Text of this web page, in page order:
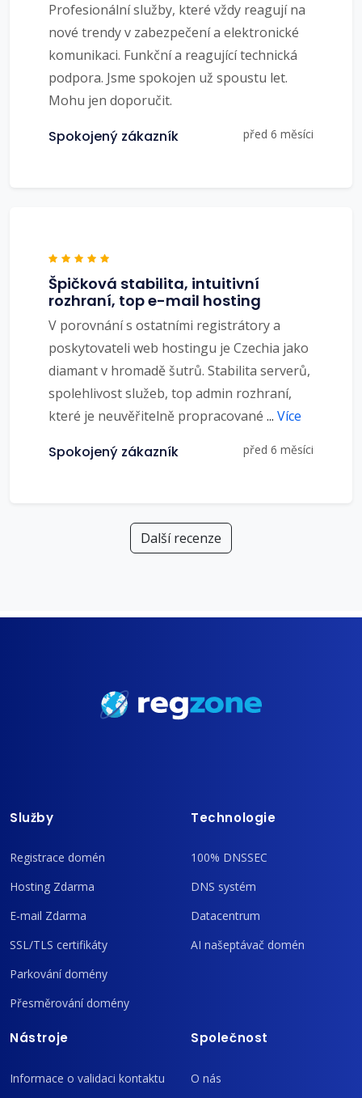
Profesionální služby, které vždy reagují na
nové trendy v zabezpečení a elektronické
komunikaci. Funkční a reagující technická
podpora. Jsme spokojen už spoustu let.
Mohu jen doporučit.
Spokojený zákazník před 6 měsíci
Špičková stabilita, intuitivní
rozhraní, top e-mail hosting
V porovnání s ostatními registrátory a
poskytovateli web hostingu je Czechia jako
diamant v hromadě šutrů. Stabilita serverů,
spolehlivost služeb, top admin rozhraní,
které je neuvěřitelně propracované ... Více
Spokojený zákazník před 6 měsíci
Další recenze
Služby
Registrace domén
Hosting Zdarma
E-mail Zdarma
SSL/TLS certifikáty
Parkování domény
Přesměrování domény
Technologie
100% DNSSEC
DNS systém
Datacentrum
AI našeptávač domén
Nástroje
Informace o validaci kontaktu
Společnost
O nás